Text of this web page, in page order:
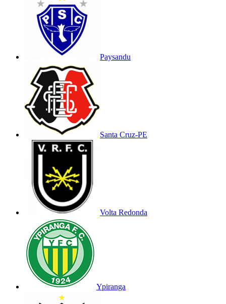
Paysandu
Santa Cruz-PE
Volta Redonda
Ypiranga